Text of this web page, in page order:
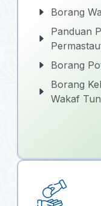
Borang
Panduan
Borang
Borang
Wakaf